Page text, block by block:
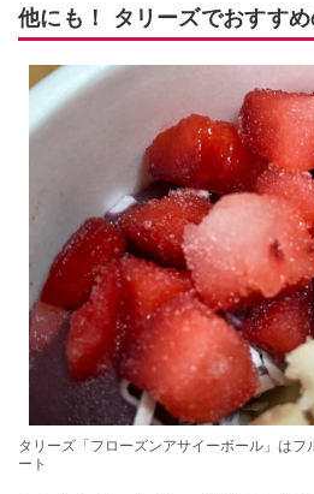
他にも！ タリーズでおすす
タリーズ「フローズンアサイーボール」は
ート